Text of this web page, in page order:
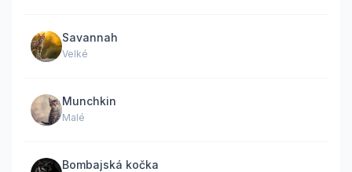
Savannah
Velké
Munchkin
Malé
Bombajská kočka